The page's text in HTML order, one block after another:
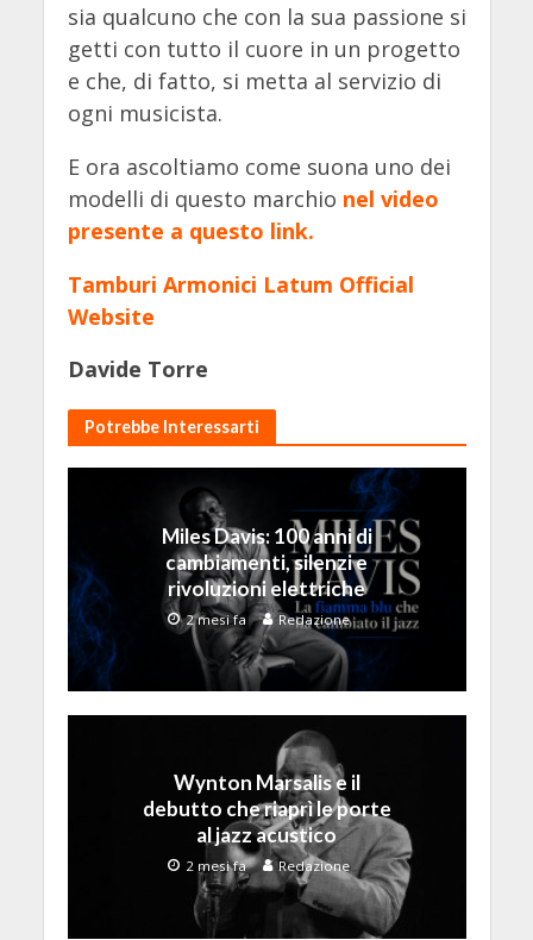
sia qualcuno che con la sua passione si
getti con tutto il cuore in un progetto
e che, di fatto, si metta al servizio di
ogni musicista.
E ora ascoltiamo come suona uno dei
modelli di questo marchio nel video
presente a questo link.
Tamburi Armonici Latum Official
Website
Davide Torre
Potrebbe Interessarti
Miles Davis: 100 anni di
cambiamenti, silenzi e
rivoluzioni elettriche
2 mesi fa Redazione
Wynton Marsalis e il
debutto che riaprì le porte
al jazz acustico
2 mesi fa Redazione